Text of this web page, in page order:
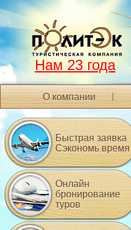
Нам 23 года
О компании
Быстрая заявка
Сэкономь время
Онлайн
бронирование
туров